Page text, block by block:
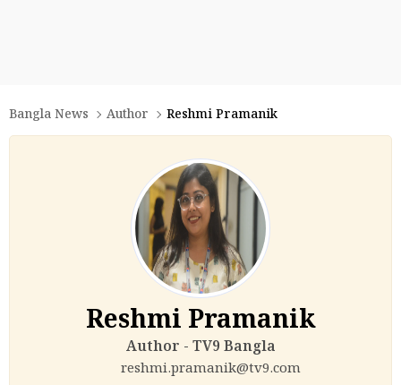
Bangla News Author Reshmi Pramanik
Reshmi Pramanik
Author - TV9 Bangla
reshmi.pramanik@tv9.com